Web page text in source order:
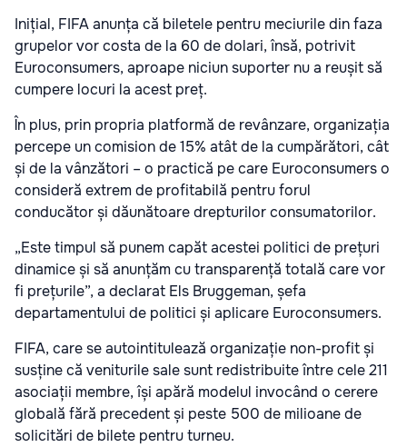
Inițial, FIFA anunța că biletele pentru meciurile din faza
grupelor vor costa de la 60 de dolari, însă, potrivit
Euroconsumers, aproape niciun suporter nu a reușit să
cumpere locuri la acest preț.
În plus, prin propria platformă de revânzare, organizația
percepe un comision de 15% atât de la cumpărători, cât
și de la vânzători – o practică pe care Euroconsumers o
consideră extrem de profitabilă pentru forul
conducător și dăunătoare drepturilor consumatorilor.
„Este timpul să punem capăt acestei politici de prețuri
dinamice și să anunțăm cu transparență totală care vor
fi prețurile”, a declarat Els Bruggeman, șefa
departamentului de politici și aplicare Euroconsumers.
FIFA, care se autointitulează organizație non-profit și
susține că veniturile sale sunt redistribuite între cele 211
asociații membre, își apără modelul invocând o cerere
globală fără precedent și peste 500 de milioane de
solicitări de bilete pentru turneu.